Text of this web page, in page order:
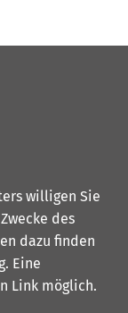
willigen Sie
des
dazu finden
. Eine
Link möglich.